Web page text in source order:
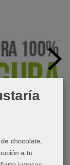
chocolate,
a tu